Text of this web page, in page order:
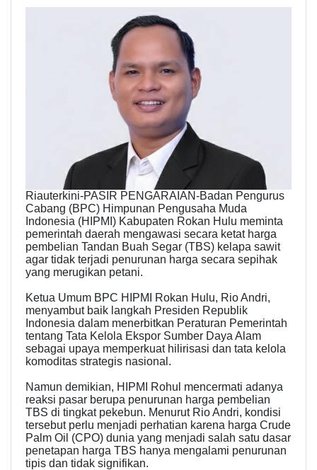
Riauterkini-PASIR PENGARAIAN-Badan Pengurus
Cabang (BPC) Himpunan Pengusaha Muda
Indonesia (HIPMI) Kabupaten Rokan Hulu meminta
pemerintah daerah mengawasi secara ketat harga
pembelian Tandan Buah Segar (TBS) kelapa sawit
agar tidak terjadi penurunan harga secara sepihak
yang merugikan petani.
Ketua Umum BPC HIPMI Rokan Hulu, Rio Andri,
menyambut baik langkah Presiden Republik
Indonesia dalam menerbitkan Peraturan Pemerintah
tentang Tata Kelola Ekspor Sumber Daya Alam
sebagai upaya memperkuat hilirisasi dan tata kelola
komoditas strategis nasional.
Namun demikian, HIPMI Rohul mencermati adanya
reaksi pasar berupa penurunan harga pembelian
TBS di tingkat pekebun. Menurut Rio Andri, kondisi
tersebut perlu menjadi perhatian karena harga Crude
Palm Oil (CPO) dunia yang menjadi salah satu dasar
penetapan harga TBS hanya mengalami penurunan
tipis dan tidak signifikan.